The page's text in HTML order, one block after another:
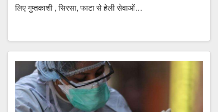
लिए गुप्तकाशी , सिरसा, फाटा से हेली सेवाओं…